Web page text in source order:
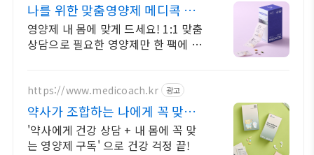
나를 위한 맞춤영양제 메디콕 정
기구독 평생 할인 혜택!
영양제 내 몸에 맞게 드세요! 1:1 맞춤
상담으로 필요한 영양제만 한 팩에 쏙
https://www.medicoach.kr 광고
약사가 조합하는 나에게 꼭 맞는
맞춤형 영양제.
'약사에게 건강 상담 + 내 몸에 꼭 맞
는 영양제 구독' 으로 건강 걱정 끝!